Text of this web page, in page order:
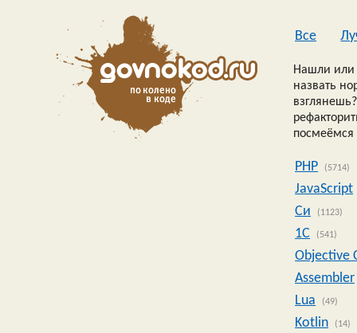
Все
Нашли или
назвать
посмеёмся
PHP (5714)
JavaScript
Си
(1123)
1C (541)
Objective
Assembler
Lua
(49)
Kotlin (14)